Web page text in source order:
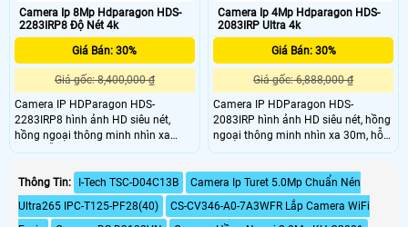
Camera Ip 8Mp Hdparagon HDS-
2283IRP8 Độ Nét 4k
Giá Bán: 30%
Giá gốc: 8,400,000 ₫
Camera IP HDParagon HDS-
2283IRP8 hình ảnh HD siêu nét,
hồng ngoại thông minh nhìn xa
80m, hỗ trợ các tính năng thông
nhập vùng cấm. Sản phẩm chất
lượng siêu nét đảm bảo hài lòng
khách hàng khó tính nhất.
Camera Ip 4Mp Hdparagon HDS-
2083IRP Ultra 4k
Giá Bán: 30%
Giá gốc: 6,888,000 ₫
Camera IP HDParagon HDS-
2083IRP hình ảnh HD siêu nét, hồng
ngoại thông minh nhìn xa 30m, hỗ
trợ các tính năng thông minh như
cấm. Sản phẩm chất lượng siêu nét
đảm bảo hài lòng khách hàng khó
tính nhất.
Thông Tin: I-Tech TSC-D04C13B
Camera Ip Turet 5.0Mp Chuẩn Nén
Ultra265 IPC-T125-PF28(40)
CS-CV346-A0-7A3WFR Lắp Camera WiFi